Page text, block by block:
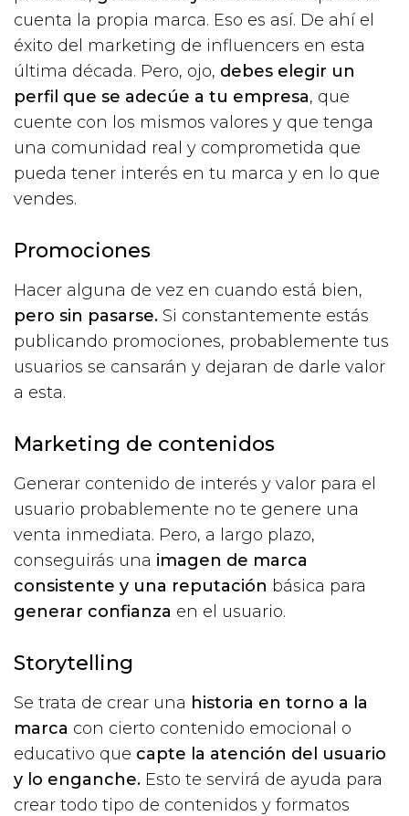
cuenta la propia marca. Eso es así. De ahí el
éxito del marketing de influencers en esta
última década. Pero, ojo, debes elegir un
perfil que se adecúe a tu empresa, que
cuente con los mismos valores y que tenga
una comunidad real y comprometida que
pueda tener interés en tu marca y en lo que
vendes.
Promociones
Hacer alguna de vez en cuando está bien,
pero sin pasarse. Si constantemente estás
publicando promociones, probablemente tus
usuarios se cansarán y dejaran de darle valor
a esta.
Marketing de contenidos
Generar contenido de interés y valor para el
usuario probablemente no te genere una
venta inmediata. Pero, a largo plazo,
conseguirás una imagen de marca
consistente y una reputación básica para
generar confianza en el usuario.
Storytelling
Se trata de crear una historia en torno a la
marca con cierto contenido emocional o
educativo que capte la atención del usuario
y lo enganche. Esto te servirá de ayuda para
crear todo tipo de contenidos y formatos